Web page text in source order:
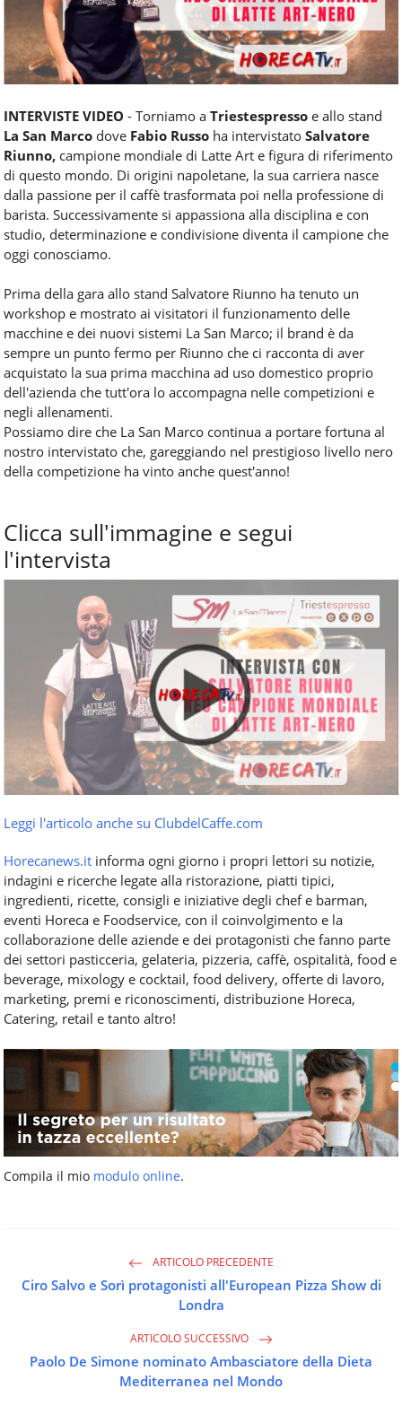
INTERVISTE VIDEO - Torniamo a Triestespresso e allo stand
La San Marco dove Fabio Russo ha intervistato Salvatore
Riunno, campione mondiale di Latte Art e figura di riferimento
di questo mondo. Di origini napoletane, la sua carriera nasce
dalla passione per il caffè trasformata poi nella professione di
barista. Successivamente si appassiona alla disciplina e con
studio, determinazione e condivisione diventa il campione che
oggi conosciamo.
Prima della gara allo stand Salvatore Riunno ha tenuto un
workshop e mostrato ai visitatori il funzionamento delle
macchine e dei nuovi sistemi La San Marco; il brand è da
sempre un punto fermo per Riunno che ci racconta di aver
acquistato la sua prima macchina ad uso domestico proprio
dell'azienda che tutt'ora lo accompagna nelle competizioni e
negli allenamenti.
Possiamo dire che La San Marco continua a portare fortuna al
nostro intervistato che, gareggiando nel prestigioso livello nero
della competizione ha vinto anche quest'anno!
Clicca sull'immagine e segui
l'intervista
Leggi l'articolo anche su ClubdelCaffe.com
Horecanews.it informa ogni giorno i propri lettori su notizie,
indagini e ricerche legate alla ristorazione, piatti tipici,
ingredienti, ricette, consigli e iniziative degli chef e barman,
eventi Horeca e Foodservice, con il coinvolgimento e la
collaborazione delle aziende e dei protagonisti che fanno parte
dei settori pasticceria, gelateria, pizzeria, caffè, ospitalità, food e
beverage, mixology e cocktail, food delivery, offerte di lavoro,
marketing, premi e riconoscimenti, distribuzione Horeca,
Catering, retail e tanto altro!
Compila il mio modulo online.
ARTICOLO PRECEDENTE
Ciro Salvo e Sorì protagonisti all'European Pizza Show di
Londra
ARTICOLO SUCCESSIVO
Paolo De Simone nominato Ambasciatore della Dieta
Mediterranea nel Mondo